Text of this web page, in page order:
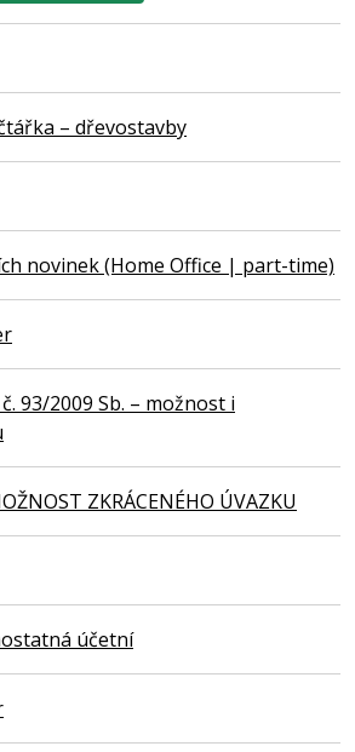
– dřevostavby
novinek (Home Office | part-time)
93/2009 Sb. – možnost i
ZKRÁCENÉHO ÚVAZKU
účetní